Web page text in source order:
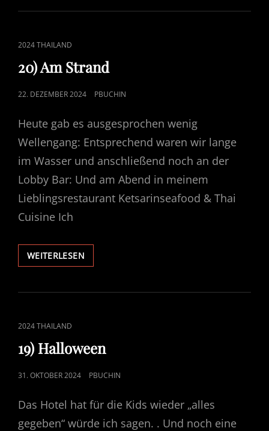
CAT
LINKS
2024 THAILAND
20) Am Strand
POSTED
22. DEZEMBER 2024 PBUCHIN
Heute gab es ausgesprochen wenig
Wellengang: Entsprechend waren wir lange
im Wasser und anschließend noch an der
Lobby Bar: Und am Abend in meinem
Lieblingsrestaurant Ketsarinseafood & Thai
Cuisine Ich
WEITERLESEN20)
AM
CAT
LINKS
2024 THAILAND
19) Halloween
POSTED
31. OKTOBER 2024 PBUCHIN
Das Hotel hat für die Kids wieder „alles
gegeben“ würde ich sagen. . Und noch eine